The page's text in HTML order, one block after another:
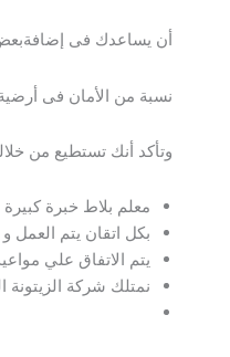
أن يساعدك فى
نسبة من الأمان فى
وتأكد أنك تستطيع من
معلم بلاط خبرة
بكل اتقان يتم العمل
يتم الاتفاق علي
نمتلك شركة الزيتونة